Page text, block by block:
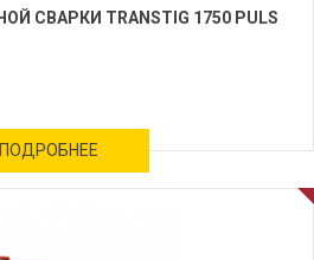
СВАРКИ TRANSTIG 1750 PULS
ПОДРОБНЕЕ